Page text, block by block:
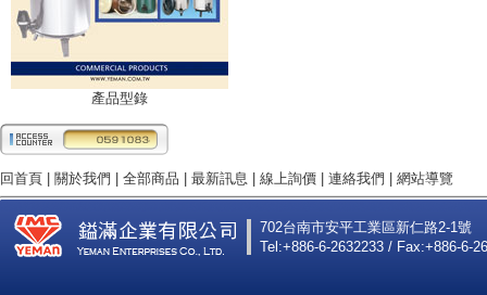
產品型錄
回首頁 | 關於我們 | 全部商品 | 最新訊息 | 線上詢價 | 連絡我們 | 網站導覽
702台南市安平工業區新仁路2-1號
Tel:+886-6-2632233 / Fax:+886-6-